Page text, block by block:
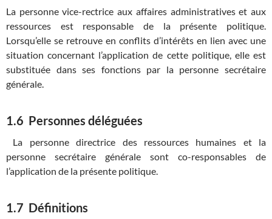
La personne vice-rectrice aux affaires administratives et aux
ressources est responsable de la présente politique.
Lorsqu’elle se retrouve en conflits d’intérêts en lien avec une
situation concernant l’application de cette politique, elle est
substituée dans ses fonctions par la personne secrétaire
générale.
1.6 Personnes déléguées
La personne directrice des ressources humaines et la
personne secrétaire générale sont co-responsables de
l’application de la présente politique.
1.7 Définitions